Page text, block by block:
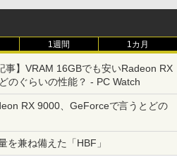
1週間 1カ月
事】VRAM 16GBでも安いRadeon RX
のぐらいの性能？ - PC Watch
RX 9000、GeForceで言うとどの
を兼ね備えた「HBF」